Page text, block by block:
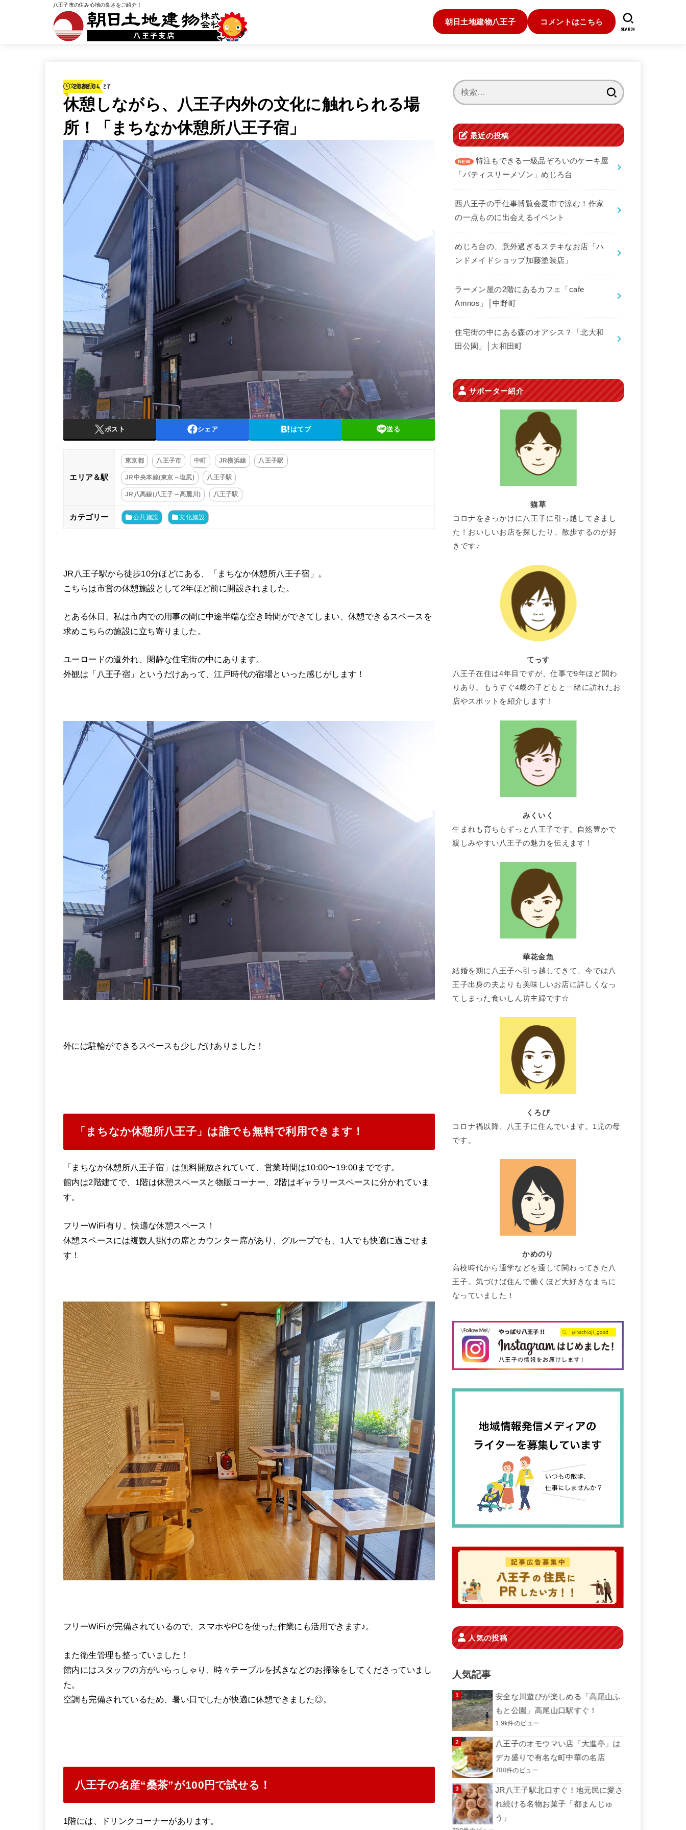
八王子市の住み心地の良さをご紹介！
朝日土地建物八王子 コメントはこちら
SEARCH
文化施設
2022.04.27
休憩しながら、八王子内外の文化に触れられる場
所！「まちなか休憩所八王子宿」
ポスト シェア はてブ 送る
エリア＆駅
東京都 八王子市 中町 JR横浜線 八王子駅
JR中央本線(東京～塩尻) 八王子駅
JR八高線(八王子～高麗川) 八王子駅
カテゴリー 公共施設 文化施設
JR八王子駅から徒歩10分ほどにある、「まちなか休憩所八王子宿」。
こちらは市営の休憩施設として2年ほど前に開設されました。
とある休日、私は市内での用事の間に中途半端な空き時間ができてしまい、休憩できるスペースを
求めこちらの施設に立ち寄りました。
ユーロードの道外れ、閑静な住宅街の中にあります。
外観は「八王子宿」というだけあって、江戸時代の宿場といった感じがします！
外には駐輪ができるスペースも少しだけありました！
「まちなか休憩所八王子」は誰でも無料で利用できます！
「まちなか休憩所八王子宿」は無料開放されていて、営業時間は10:00〜19:00までです。
館内は2階建てで、1階は休憩スペースと物販コーナー、2階はギャラリースペースに分かれていま
す。
フリーWiFi有り、快適な休憩スペース！
休憩スペースには複数人掛けの席とカウンター席があり、グループでも、1人でも快適に過ごせま
す！
フリーWiFiが完備されているので、スマホやPCを使った作業にも活用できます♪。
また衛生管理も整っていました！
館内にはスタッフの方がいらっしゃり、時々テーブルを拭きなどのお掃除をしてくださっていまし
た。
空調も完備されているため、暑い日でしたが快適に休憩できました◎。
八王子の名産“桑茶”が100円で試せる！
1階には、ドリンクコーナーがあります。
最近の投稿
特注もできる一級品ぞろいのケーキ屋
「パティスリーメゾン」めじろ台
西八王子の手仕事博覧会夏市で涼む！作家
の一点ものに出会えるイベント
めじろ台の、意外過ぎるステキなお店「ハ
ンドメイドショップ加藤塗装店」
ラーメン屋の2階にあるカフェ「cafe
Amnos」│中野町
住宅街の中にある森のオアシス？「北大和
田公園」│大和田町
サポーター紹介
猫草
コロナをきっかけに八王子に引っ越してきまし
た！おいしいお店を探したり、散歩するのが好
きです♪
てっす
八王子在住は4年目ですが、仕事で9年ほど関わ
りあり。もうすぐ4歳の子どもと一緒に訪れたお
店やスポットを紹介します！
みくいく
生まれも育ちもずっと八王子です。自然豊かで
親しみやすい八王子の魅力を伝えます！
華花金魚
結婚を期に八王子へ引っ越してきて、今では八
王子出身の夫よりも美味しいお店に詳しくなっ
てしまった食いしん坊主婦です☆
くろぴ
コロナ禍以降、八王子に住んでいます。1児の母
です。
かめのり
高校時代から通学などを通して関わってきた八
王子。気づけば住んで働くほど大好きなまちに
なっていました！
人気の投稿
人気記事
安全な川遊びが楽しめる「高尾山ふ
もと公園」高尾山口駅すぐ！
1.9k件のビュー
八王子のオモウマい店「大進亭」は
デカ盛りで有名な町中華の名店
700件のビュー
JR八王子駅北口すぐ！地元民に愛さ
れ続ける名物お菓子「都まんじゅ
う」